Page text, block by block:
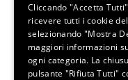
prossimi.
Grande,
soddisfazione di
Associazione
dell'evento.
Cliccando "Accetta
ricevere tutti i cookie
selezionando "Mostra
maggiori informazioni
ogni categoria. La
pulsante "Rifiuta Tutti"